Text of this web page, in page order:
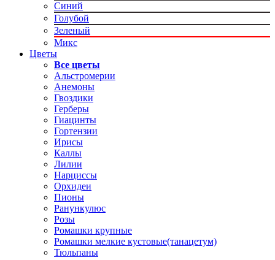
Синий
Голубой
Зеленый
Микс
Цветы
Все цветы
Альстромерии
Анемоны
Гвоздики
Герберы
Гиацинты
Гортензии
Ирисы
Каллы
Лилии
Нарциссы
Орхидеи
Пионы
Ранункулюс
Розы
Ромашки крупные
Ромашки мелкие кустовые(танацетум)
Тюльпаны